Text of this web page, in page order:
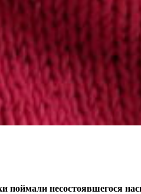
поймали несостоявшегося